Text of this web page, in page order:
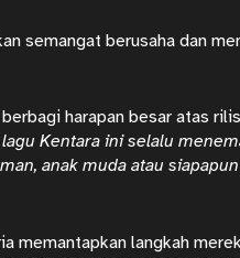
semangat berusaha dan
harapan besar atas
Kentara ini selalu
anak muda atau
memantapkan langkah